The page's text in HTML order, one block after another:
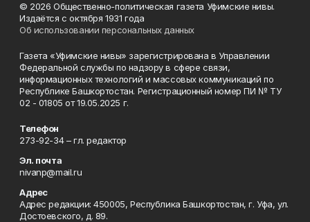
© 2026 Общественно-политическая газета Уфимские нивы.
Издаётся с октября 1931 года
Об использовании персональных данных
Газета «Уфимские нивы» зарегистрирована в Управлении
Федеральной службы по надзору в сфере связи,
информационных технологий и массовых коммуникаций по
Республике Башкортостан. Регистрационный номер ПИ № ТУ
02 - 01805 от 19.05.2025 г.
Телефон
273-92-34 – гл. редактор
Эл. почта
nivanp@mail.ru
Адрес
Адрес редакции: 450005, Республика Башкортостан, г. Уфа, ул.
Достоевского, д. 89.